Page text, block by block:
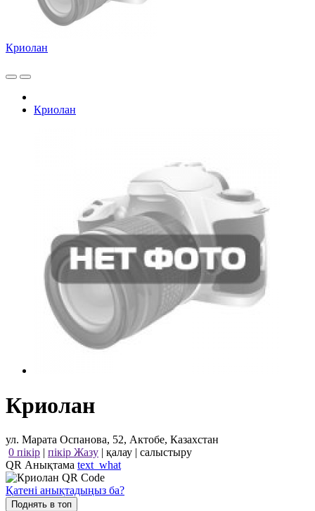
Криолан
Криолан
Криолан
ул. Марата Оспанова, 52, Актобе, Казахстан
0 пікір | пікір Жазу | қалау | салыстыру
QR Анықтама text_what
Қатені анықтадыңыз ба?
Поднять в топ